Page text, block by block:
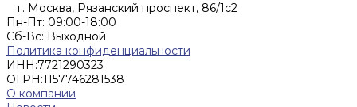
г. Москва, Рязанский проспект, 86/1с2
Пн-Пт: 09:00-18:00
Cб-Вс: Выходной
Политика конфиденциальности
ИНН:7721290323
ОГРН:1157746281538
О компании